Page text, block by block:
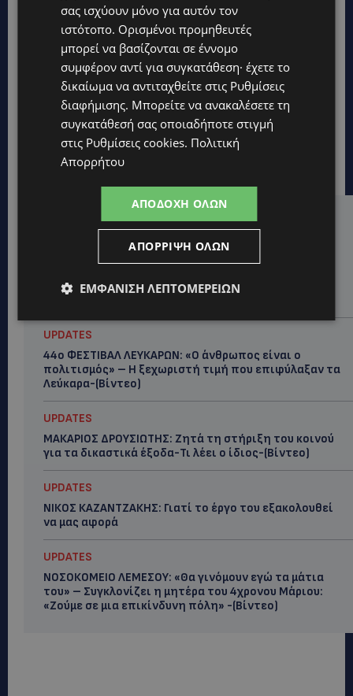
Hot this week
στην κοινωνική προσφορά – Αναλαμβάνει το
UPDATES
44ο ΦΕΣΤΙΒΑΛ ΛΕΥΚΑΡΩΝ: «Ο άνθρωπος είναι ο
πολιτισμός» – Η ξεχωριστή τιμή που επιφύλαξαν τα
Λεύκαρα-(Βίντεο)
UPDATES
ΜΑΚΑΡΙΟΣ ΔΡΟΥΣΙΩΤΗΣ: Ζητά τη στήριξη του κοινού
για τα δικαστικά έξοδα-Τι λέει ο ίδιος-(Βίντεο)
UPDATES
ΝΙΚΟΣ ΚΑΖΑΝΤΖΑΚΗΣ: Γιατί το έργο του εξακολουθεί
να μας αφορά
UPDATES
ΝΟΣΟΚΟΜΕΙΟ ΛΕΜΕΣΟΥ: «Θα γινόμουν εγώ τα μάτια
του» – Συγκλονίζει η μητέρα του 4χρονου Μάριου:
«Ζούμε σε μια επικίνδυνη πόλη» -(Βίντεο)
σας ισχύουν μόνο για αυτόν τον
ιστότοπο. Ορισμένοι προμηθευτές
μπορεί να βασίζονται σε έννομο
συμφέρον αντί για συγκατάθεση· έχετε το
δικαίωμα να αντιταχθείτε στις Ρυθμίσεις
διαφήμισης. Μπορείτε να ανακαλέσετε τη
συγκατάθεσή σας οποιαδήποτε στιγμή
στις Ρυθμίσεις cookies. Πολιτική
Απορρήτου
ΑΠΟΔΟΧΉ ΌΛΩΝ
ΑΠΌΡΡΙΨΗ ΌΛΩΝ
ΕΜΦΆΝΙΣΗ ΛΕΠΤΟΜΕΡΕΙΏΝ